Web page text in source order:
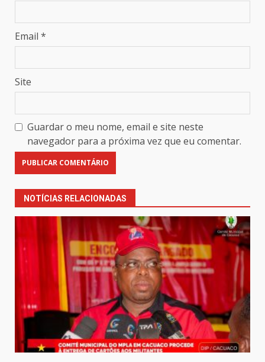
Email *
Site
Guardar o meu nome, email e site neste
navegador para a próxima vez que eu comentar.
NOTÍCIAS RELACIONADAS